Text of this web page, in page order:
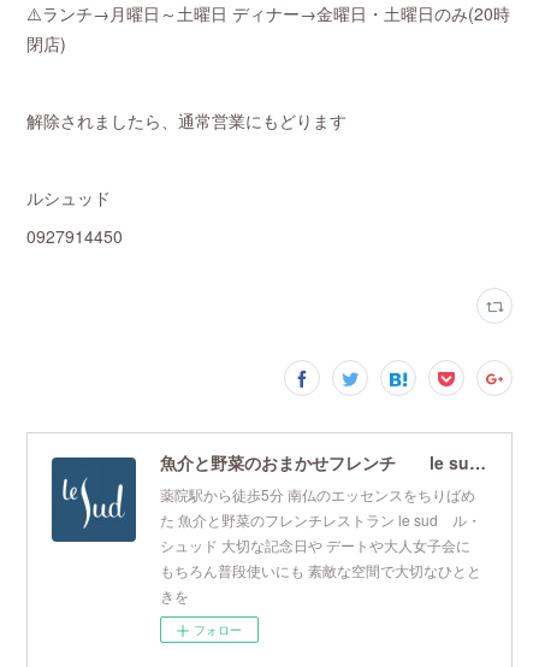
⚠️ランチ→月曜日～土曜日 ディナー→金曜日・土曜日のみ(20時
閉店)
解除されましたら、通常営業にもどります
ルシュッド
0927914450
魚介と野菜のおまかせフレンチ le sud ル・シュッド
薬院駅から徒歩5分 南仏のエッセンスをちりばめ
た 魚介と野菜のフレンチレストラン le sud ル・
シュッド 大切な記念日や デートや大人女子会に
もちろん普段使いにも 素敵な空間で大切なひとと
きを
フォロー